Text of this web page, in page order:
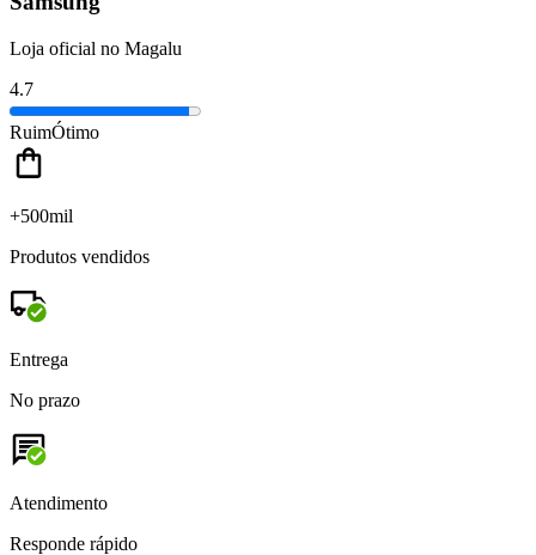
Loja oficial no Magalu
4.7
RuimÓtimo
+500mil
Produtos vendidos
Entrega
No prazo
Atendimento
Responde rápido